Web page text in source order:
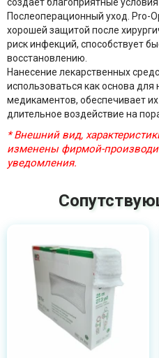
Послеоперационный уход. Pro-
хорошей защитой после
риск инфекций, способствует
восстановлению.
Нанесение лекарственных
использоваться как основа
медикаментов, обеспечивает
длительное воздействие на
* Внешний вид,
изменены фирмой-
уведомления.